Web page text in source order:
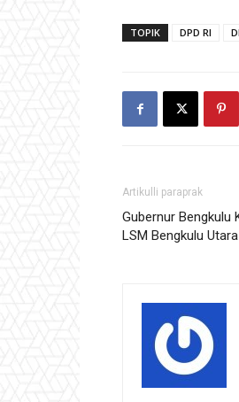
TOPIK DPD RI
Artikulli paraprak
Gubernur Bengkulu
LSM Bengkulu Utara